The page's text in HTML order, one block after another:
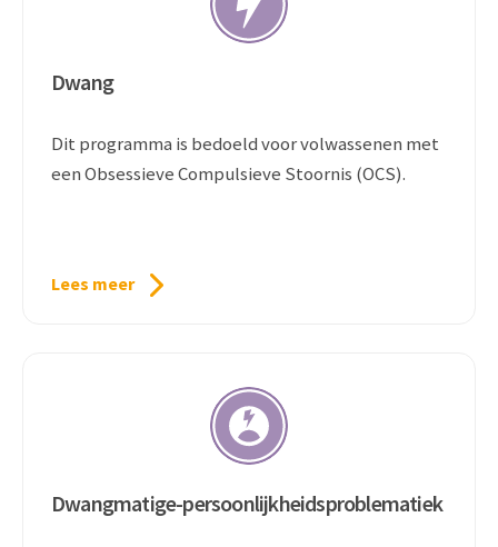
Dwang
Dit programma is bedoeld voor volwassenen met
een Obsessieve Compulsieve Stoornis (OCS).
Lees meer
Dwangmatige-persoonlijkheidsproblematiek